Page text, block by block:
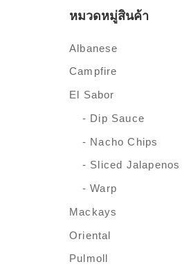
หมวดหมู่สินค้า
Albanese
Campfire
El Sabor
- Dip Sauce
- Nacho Chips
- Sliced Jalapenos
- Warp
Mackays
Oriental
Pulmoll